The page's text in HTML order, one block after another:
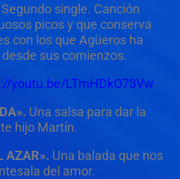
Segundo single. Canción
picos y que conserva
con los que Agüeros ha
sus comienzos.
youtu.be/LTmHDkO73Vw
Una salsa para dar la
hijo Martín.
AZAR». Una balada que nos
del amor.